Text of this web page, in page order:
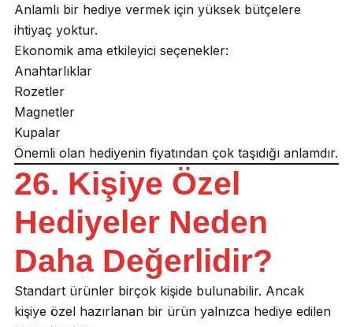
Anlamlı bir hediye vermek için yüksek bütçelere
ihtiyaç yoktur.
Ekonomik ama etkileyici seçenekler:
Anahtarlıklar
Rozetler
Magnetler
Kupalar
Önemli olan hediyenin fiyatından çok taşıdığı anlamdır.
26. Kişiye Özel
Hediyeler Neden
Daha Değerlidir?
Standart ürünler birçok kişide bulunabilir. Ancak
kişiye özel hazırlanan bir ürün yalnızca hediye edilen